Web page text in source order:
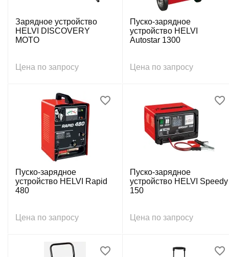
Зарядное устройство
HELVI DISCOVERY
MOTO
Цена по запросу
Пуско-зарядное
устройство HELVI
Autostar 1300
Цена по запросу
Пуско-зарядное
устройство HELVI Rapid
480
Цена по запросу
Пуско-зарядное
устройство HELVI Speedy
150
Цена по запросу